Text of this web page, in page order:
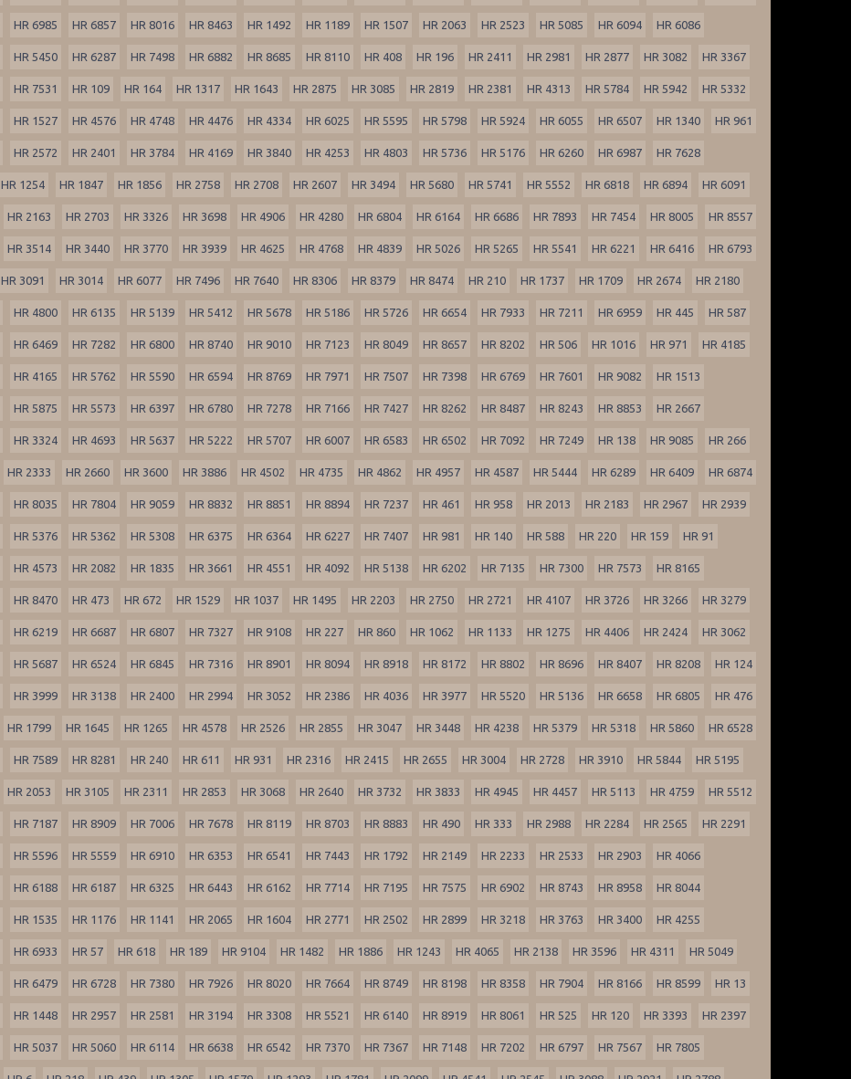
HR 6985 HR 6857 HR 8016 HR 8463 HR 1492 HR 1189 HR 1507 HR 2063 HR 2523 HR 5085 HR 6094 HR 6086
HR 5450 HR 6287 HR 7498 HR 6882 HR 8685 HR 8110 HR 408 HR 196 HR 2411 HR 2981 HR 2877 HR 3082 HR 3367
HR 7531 HR 109 HR 164 HR 1317 HR 1643 HR 2875 HR 3085 HR 2819 HR 2381 HR 4313 HR 5784 HR 5942 HR 5332
HR 1527 HR 4576 HR 4748 HR 4476 HR 4334 HR 6025 HR 5595 HR 5798 HR 5924 HR 6055 HR 6507 HR 1340 HR 961
HR 2572 HR 2401 HR 3784 HR 4169 HR 3840 HR 4253 HR 4803 HR 5736 HR 5176 HR 6260 HR 6987 HR 7628
HR 1254 HR 1847 HR 1856 HR 2758 HR 2708 HR 2607 HR 3494 HR 5680 HR 5741 HR 5552 HR 6818 HR 6894 HR 6091
HR 2163 HR 2703 HR 3326 HR 3698 HR 4906 HR 4280 HR 6804 HR 6164 HR 6686 HR 7893 HR 7454 HR 8005 HR 8557
HR 3514 HR 3440 HR 3770 HR 3939 HR 4625 HR 4768 HR 4839 HR 5026 HR 5265 HR 5541 HR 6221 HR 6416 HR 6793
HR 3091 HR 3014 HR 6077 HR 7496 HR 7640 HR 8306 HR 8379 HR 8474 HR 210 HR 1737 HR 1709 HR 2674 HR 2180
HR 4800 HR 6135 HR 5139 HR 5412 HR 5678 HR 5186 HR 5726 HR 6654 HR 7933 HR 7211 HR 6959 HR 445 HR 587
HR 6469 HR 7282 HR 6800 HR 8740 HR 9010 HR 7123 HR 8049 HR 8657 HR 8202 HR 506 HR 1016 HR 971 HR 4185
HR 4165 HR 5762 HR 5590 HR 6594 HR 8769 HR 7971 HR 7507 HR 7398 HR 6769 HR 7601 HR 9082 HR 1513
HR 5875 HR 5573 HR 6397 HR 6780 HR 7278 HR 7166 HR 7427 HR 8262 HR 8487 HR 8243 HR 8853 HR 2667
HR 3324 HR 4693 HR 5637 HR 5222 HR 5707 HR 6007 HR 6583 HR 6502 HR 7092 HR 7249 HR 138 HR 9085 HR 266
HR 2333 HR 2660 HR 3600 HR 3886 HR 4502 HR 4735 HR 4862 HR 4957 HR 4587 HR 5444 HR 6289 HR 6409 HR 6874
HR 8035 HR 7804 HR 9059 HR 8832 HR 8851 HR 8894 HR 7237 HR 461 HR 958 HR 2013 HR 2183 HR 2967 HR 2939
HR 5376 HR 5362 HR 5308 HR 6375 HR 6364 HR 6227 HR 7407 HR 981 HR 140 HR 588 HR 220 HR 159 HR 91
HR 4573 HR 2082 HR 1835 HR 3661 HR 4551 HR 4092 HR 5138 HR 6202 HR 7135 HR 7300 HR 7573 HR 8165
HR 8470 HR 473 HR 672 HR 1529 HR 1037 HR 1495 HR 2203 HR 2750 HR 2721 HR 4107 HR 3726 HR 3266 HR 3279
HR 6219 HR 6687 HR 6807 HR 7327 HR 9108 HR 227 HR 860 HR 1062 HR 1133 HR 1275 HR 4406 HR 2424 HR 3062
HR 5687 HR 6524 HR 6845 HR 7316 HR 8901 HR 8094 HR 8918 HR 8172 HR 8802 HR 8696 HR 8407 HR 8208 HR 124
HR 3999 HR 3138 HR 2400 HR 2994 HR 3052 HR 2386 HR 4036 HR 3977 HR 5520 HR 5136 HR 6658 HR 6805 HR 476
HR 1799 HR 1645 HR 1265 HR 4578 HR 2526 HR 2855 HR 3047 HR 3448 HR 4238 HR 5379 HR 5318 HR 5860 HR 6528
HR 7589 HR 8281 HR 240 HR 611 HR 931 HR 2316 HR 2415 HR 2655 HR 3004 HR 2728 HR 3910 HR 5844 HR 5195
HR 2053 HR 3105 HR 2311 HR 2853 HR 3068 HR 2640 HR 3732 HR 3833 HR 4945 HR 4457 HR 5113 HR 4759 HR 5512
HR 7187 HR 8909 HR 7006 HR 7678 HR 8119 HR 8703 HR 8883 HR 490 HR 333 HR 2988 HR 2284 HR 2565 HR 2291
HR 5596 HR 5559 HR 6910 HR 6353 HR 6541 HR 7443 HR 1792 HR 2149 HR 2233 HR 2533 HR 2903 HR 4066
HR 6188 HR 6187 HR 6325 HR 6443 HR 6162 HR 7714 HR 7195 HR 7575 HR 6902 HR 8743 HR 8958 HR 8044
HR 1535 HR 1176 HR 1141 HR 2065 HR 1604 HR 2771 HR 2502 HR 2899 HR 3218 HR 3763 HR 3400 HR 4255
HR 6933 HR 57 HR 618 HR 189 HR 9104 HR 1482 HR 1886 HR 1243 HR 4065 HR 2138 HR 3596 HR 4311 HR 5049
HR 6479 HR 6728 HR 7380 HR 7926 HR 8020 HR 7664 HR 8749 HR 8198 HR 8358 HR 7904 HR 8166 HR 8599 HR 13
HR 1448 HR 2957 HR 2581 HR 3194 HR 3308 HR 5521 HR 6140 HR 8919 HR 8061 HR 525 HR 120 HR 3393 HR 2397
HR 5037 HR 5060 HR 6114 HR 6638 HR 6542 HR 7370 HR 7367 HR 7148 HR 7202 HR 6797 HR 7567 HR 7805